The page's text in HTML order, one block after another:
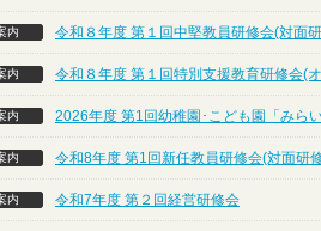
内 令和８年度 第１回中堅教員研修会(対面
内 令和８年度 第１回特別支援教育研修会(
内 2026年度 第1回幼稚園･こども園「みら
内 令和8年度 第1回新任教員研修会(対面研
内 令和7年度 第２回経営研修会